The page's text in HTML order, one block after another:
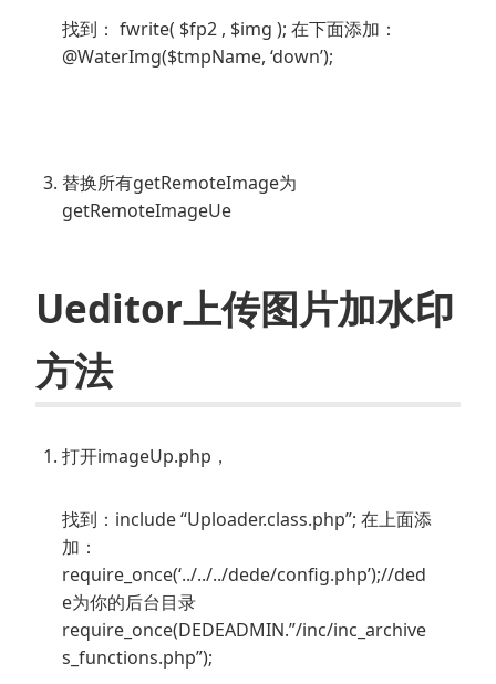
找到： fwrite( $fp2 , $img ); 在下面添加：
@WaterImg($tmpName, ‘down’);
替换所有getRemoteImage为
getRemoteImageUe
Ueditor上传图片加水印
方法
打开imageUp.php，
找到：include “Uploader.class.php”; 在上面添
加：
require_once(‘../../../dede/config.php’);//ded
e为你的后台目录
require_once(DEDEADMIN.”/inc/inc_archive
s_functions.php”);